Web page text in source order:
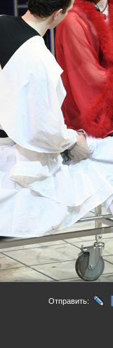
Отправить: